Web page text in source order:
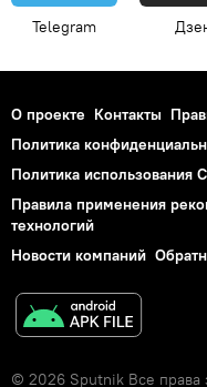
Telegram
О проекте Контакты
Политика
Политика использования
Правила применения
технологий
Новости компаний
© 2026 Sputnik Все